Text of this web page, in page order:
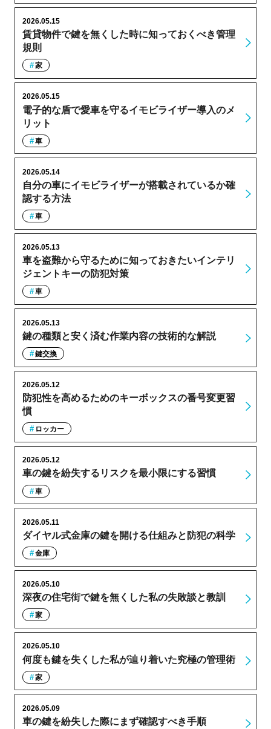
賃貸物件で鍵を無くした時に知っておくべき管理
規則
2026.05.15
家
電子的な盾で愛車を守るイモビライザー導入のメ
リット
2026.05.15
車
自分の車にイモビライザーが搭載されているか確
認する方法
2026.05.14
車
車を盗難から守るために知っておきたいインテリ
ジェントキーの防犯対策
2026.05.13
車
鍵の種類と安く済む作業内容の技術的な解説
2026.05.13
鍵交換
防犯性を高めるためのキーボックスの番号変更習
慣
2026.05.12
ロッカー
車の鍵を紛失するリスクを最小限にする習慣
2026.05.12
車
ダイヤル式金庫の鍵を開ける仕組みと防犯の科学
2026.05.11
金庫
深夜の住宅街で鍵を無くした私の失敗談と教訓
2026.05.10
家
何度も鍵を失くした私が辿り着いた究極の管理術
2026.05.10
家
車の鍵を紛失した際にまず確認すべき手順
2026.05.09